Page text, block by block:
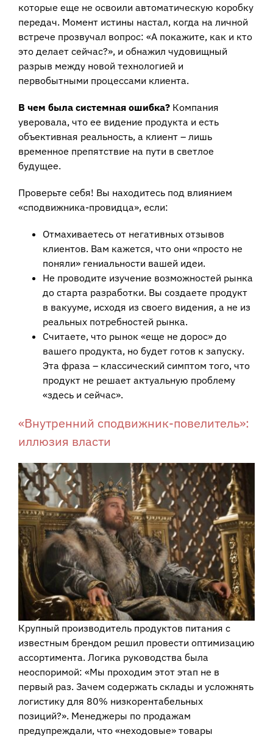
которые еще не освоили автоматическую коробку
передач. Момент истины настал, когда на личной
встрече прозвучал вопрос: «А покажите, как и кто
это делает сейчас?», и обнажил чудовищный
разрыв между новой технологией и
первобытными процессами клиента.
В чем была системная ошибка? Компания
уверовала, что ее видение продукта и есть
объективная реальность, а клиент – лишь
временное препятствие на пути в светлое
будущее.
Проверьте себя! Вы находитесь под влиянием
«сподвижника-провидца», если:
Отмахиваетесь от негативных отзывов
клиентов. Вам кажется, что они «просто не
поняли» гениальности вашей идеи.
Не проводите изучение возможностей рынка
до старта разработки. Вы создаете продукт
в вакууме, исходя из своего видения, а не из
реальных потребностей рынка.
Считаете, что рынок «еще не дорос» до
вашего продукта, но будет готов к запуску.
Эта фраза – классический симптом того, что
продукт не решает актуальную проблему
«здесь и сейчас».
«Внутренний сподвижник-повелитель»:
иллюзия власти
Крупный производитель продуктов питания с
известным брендом решил провести оптимизацию
ассортимента. Логика руководства была
неоспоримой: «Мы проходим этот этап не в
первый раз. Зачем содержать склады и усложнять
логистику для 80% низкорентабельных
позиций?». Менеджеры по продажам
предупреждали, что «неходовые» товары